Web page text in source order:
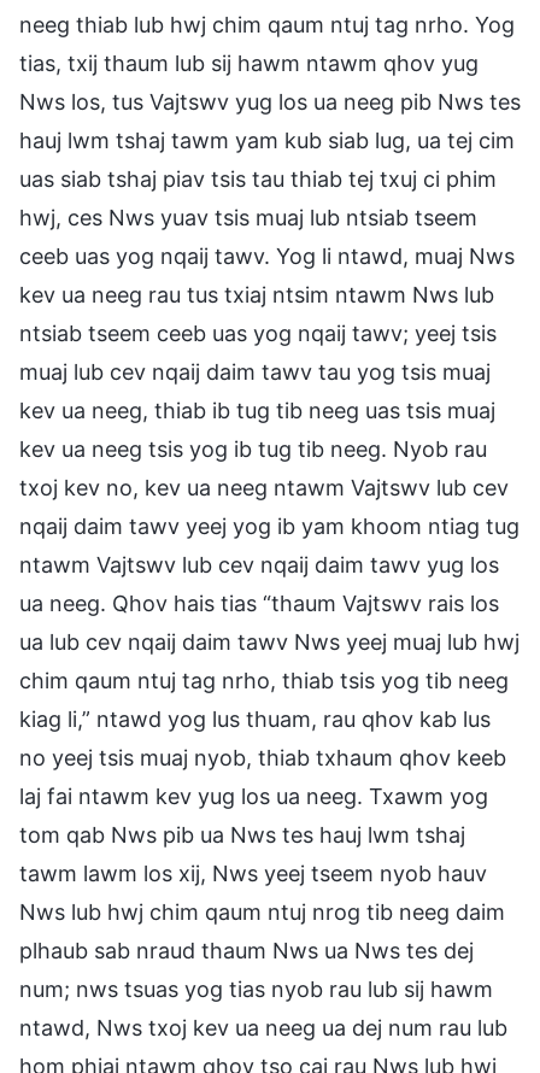
neeg thiab lub hwj chim qaum ntuj tag nrho. Yog
tias, txij thaum lub sij hawm ntawm qhov yug
Nws los, tus Vajtswv yug los ua neeg pib Nws tes
hauj lwm tshaj tawm yam kub siab lug, ua tej cim
uas siab tshaj piav tsis tau thiab tej txuj ci phim
hwj, ces Nws yuav tsis muaj lub ntsiab tseem
ceeb uas yog nqaij tawv. Yog li ntawd, muaj Nws
kev ua neeg rau tus txiaj ntsim ntawm Nws lub
ntsiab tseem ceeb uas yog nqaij tawv; yeej tsis
muaj lub cev nqaij daim tawv tau yog tsis muaj
kev ua neeg, thiab ib tug tib neeg uas tsis muaj
kev ua neeg tsis yog ib tug tib neeg. Nyob rau
txoj kev no, kev ua neeg ntawm Vajtswv lub cev
nqaij daim tawv yeej yog ib yam khoom ntiag tug
ntawm Vajtswv lub cev nqaij daim tawv yug los
ua neeg. Qhov hais tias “thaum Vajtswv rais los
ua lub cev nqaij daim tawv Nws yeej muaj lub hwj
chim qaum ntuj tag nrho, thiab tsis yog tib neeg
kiag li,” ntawd yog lus thuam, rau qhov kab lus
no yeej tsis muaj nyob, thiab txhaum qhov keeb
laj fai ntawm kev yug los ua neeg. Txawm yog
tom qab Nws pib ua Nws tes hauj lwm tshaj
tawm lawm los xij, Nws yeej tseem nyob hauv
Nws lub hwj chim qaum ntuj nrog tib neeg daim
plhaub sab nraud thaum Nws ua Nws tes dej
num; nws tsuas yog tias nyob rau lub sij hawm
ntawd, Nws txoj kev ua neeg ua dej num rau lub
hom phiaj ntawm qhov tso cai rau Nws lub hwj